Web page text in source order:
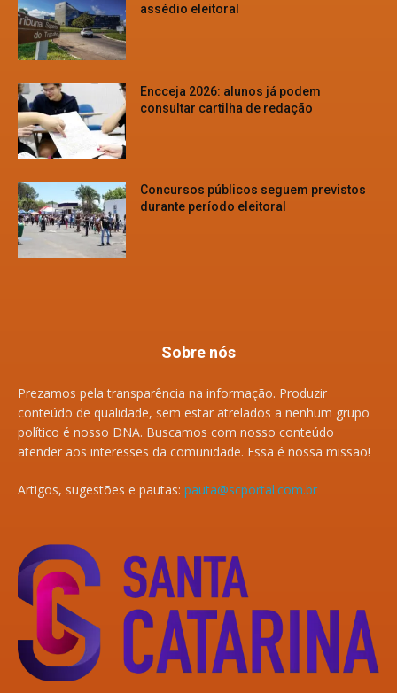
assédio eleitoral
Encceja 2026: alunos já podem
consultar cartilha de redação
Concursos públicos seguem previstos
durante período eleitoral
Sobre nós
Prezamos pela transparência na informação. Produzir
conteúdo de qualidade, sem estar atrelados a nenhum grupo
político é nosso DNA. Buscamos com nosso conteúdo
atender aos interesses da comunidade. Essa é nossa missão!
Artigos, sugestões e pautas: pauta@scportal.com.br